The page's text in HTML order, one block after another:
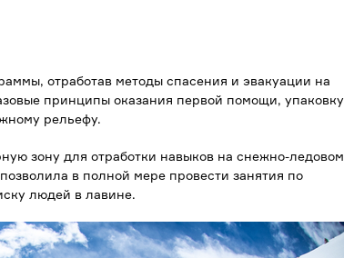
отработав методы спасения и эвакуации на
принципы оказания первой помощи, упаковку
рельефу.
зону для отработки навыков на снежно-ледовом
в полной мере провести занятия по
людей в лавине.